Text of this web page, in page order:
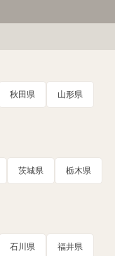
秋田県 山形県
茨城県 栃木県
石川県 福井県